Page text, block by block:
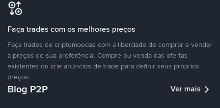
Faça trades com os melhores preços
Faça trades de criptomoedas com a liberdade de comprar e vender
a preços de sua preferência. Compre ou venda das ofertas
existentes ou crie anúncios de trade para definir seus próprios
preços.
Blog P2P Ver mais